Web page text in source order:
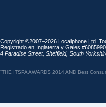
Copyright ©2007–2026 Localphone Ltd .
Registrado en Inglaterra y Gales
4 Paradise Street, Sheffield, South
“THE ITSPA AWARDS 2014 AND Best